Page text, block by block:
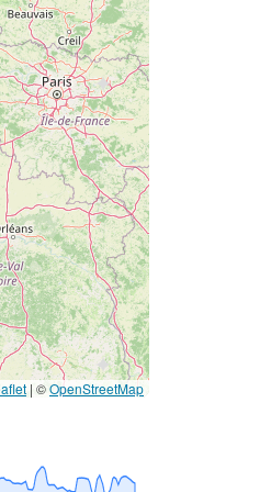
| ©OpenStreetMap